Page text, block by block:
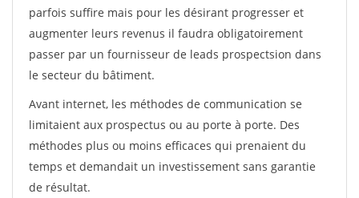
parfois suffire mais pour les désirant progresser et
augmenter leurs revenus il faudra obligatoirement
passer par un fournisseur de leads prospectsion dans
le secteur du bâtiment.
Avant internet, les méthodes de communication se
limitaient aux prospectus ou au porte à porte. Des
méthodes plus ou moins efficaces qui prenaient du
temps et demandait un investissement sans garantie
de résultat.